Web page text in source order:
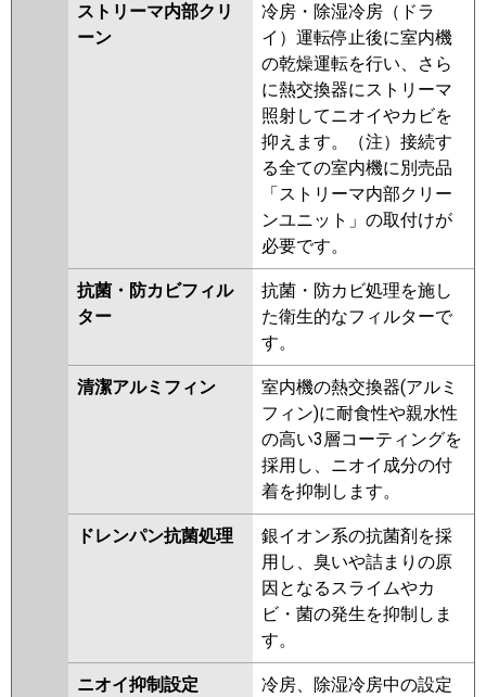
ストリーマ内部クリ
ーン
冷房・除湿冷房（ドラ
イ）運転停止後に室内機
の乾燥運転を行い、さら
に熱交換器にストリーマ
照射してニオイやカビを
抑えます。（注）接続す
る全ての室内機に別売品
「ストリーマ内部クリー
ンユニット」の取付けが
必要です。
抗菌・防カビフィル
ター
抗菌・防カビ処理を施し
た衛生的なフィルターで
す。
清潔アルミフィン
室内機の熱交換器(アルミ
フィン)に耐食性や親水性
の高い3層コーティングを
採用し、ニオイ成分の付
着を抑制します。
ドレンパン抗菌処理
銀イオン系の抗菌剤を採
用し、臭いや詰まりの原
因となるスライムやカ
ビ・菌の発生を抑制しま
す。
ニオイ抑制設定
冷房、除湿冷房中の設定